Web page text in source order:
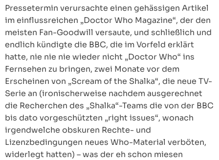
Pressetermin verursachte einen gehässigen Artikel
im einflussreichen „Doctor Who Magazine“, der den
meisten Fan-Goodwill versaute, und schließlich und
endlich kündigte die BBC, die im Vorfeld erklärt
hatte, nie nie nie wieder nicht „Doctor Who“ ins
Fernsehen zu bringen, zwei Monate vor dem
Erscheinen von „Scream of the Shalka“, die neue TV-
Serie an (ironischerweise nachdem ausgerechnet
die Recherchen des „Shalka“-Teams die von der BBC
bis dato vorgeschützten „right issues“, wonach
irgendwelche obskuren Rechte- und
Lizenzbedingungen neues Who-Material verböten,
widerlegt hatten) – was der eh schon miesen